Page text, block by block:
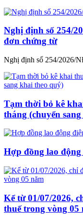
Nghị định số 254/
đơn chứng từ
Nghị định số 254/2026/
Tạm thời bỏ kê
tháng (chuyển
Hợp đồng lao
Kể từ 01/07/2026,
thuế trong vòng 05